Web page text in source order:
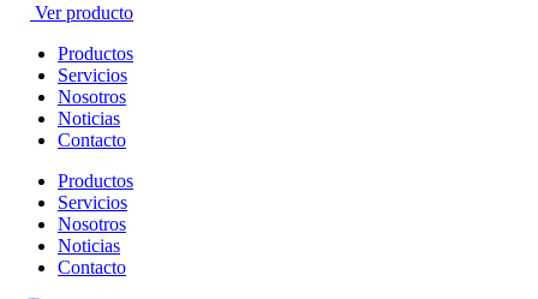
Ver producto
Productos
Servicios
Nosotros
Noticias
Contacto
Productos
Servicios
Nosotros
Noticias
Contacto